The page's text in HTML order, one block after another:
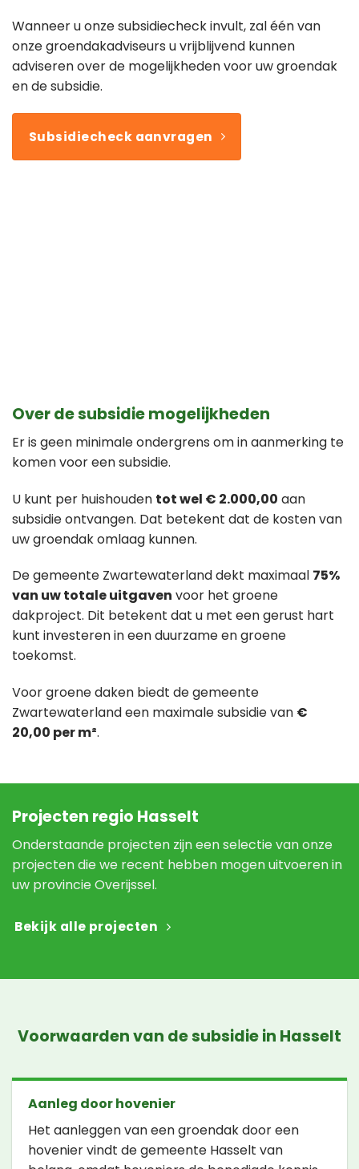
Wanneer u onze subsidiecheck invult, zal één van
onze groendakadviseurs u vrijblijvend kunnen
adviseren over de mogelijkheden voor uw groendak
en de subsidie.
Subsidiecheck aanvragen
Over de subsidie mogelijkheden
Er is geen minimale ondergrens om in aanmerking te
komen voor een subsidie.
U kunt per huishouden tot wel € 2.000,00 aan
subsidie ontvangen. Dat betekent dat de kosten van
uw groendak omlaag kunnen.
De gemeente Zwartewaterland dekt maximaal 75%
van uw totale uitgaven voor het groene
dakproject. Dit betekent dat u met een gerust hart
kunt investeren in een duurzame en groene
toekomst.
Voor groene daken biedt de gemeente
Zwartewaterland een maximale subsidie van €
20,00 per m².
Projecten regio Hasselt
Onderstaande projecten zijn een selectie van onze
projecten die we recent hebben mogen uitvoeren in
uw provincie Overijssel.
Bekijk alle projecten
Voorwaarden van de subsidie in Hasselt
Aanleg door hovenier
Het aanleggen van een groendak door een
hovenier vindt de gemeente Hasselt van